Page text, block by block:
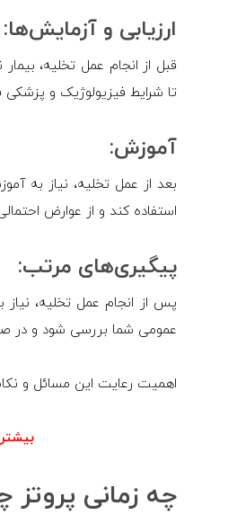
ارزیابی و آزمایش‌ها:
قبل از انجام عمل تخلیه،
تا شرایط فیزیولوژیک و پزشکی
‌آموزش:
بعد از عمل تخلیه، نیاز به
استفاده کند و از عوارض
پیگیری‌های مرتب:
پس از انجام عمل تخلیه،
عمومی شما بررسی شود و در
اهمیت رعایت این مسائل و
چه زمانی پروتز